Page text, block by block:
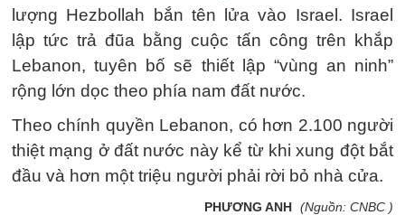
lượng Hezbollah bắn tên lửa vào Israel. Israel
lập tức trả đũa bằng cuộc tấn công trên khắp
Lebanon, tuyên bố sẽ thiết lập “vùng an ninh”
rộng lớn dọc theo phía nam đất nước.
Theo chính quyền Lebanon, có hơn 2.100 người
thiệt mạng ở đất nước này kể từ khi xung đột bắt
đầu và hơn một triệu người phải rời bỏ nhà cửa.
PHƯƠNG ANH (Nguồn: CNBC )